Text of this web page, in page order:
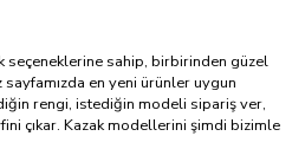
seçeneklerine sahip, birbirinden güzel
en yeni ürünler uygun
rengi, istediğin modeli sipariş ver,
çıkar. Kazak modellerini şimdi bizimle